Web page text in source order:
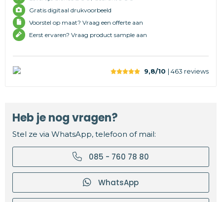
Gratis digitaal drukvoorbeeld
Voorstel op maat? Vraag een offerte aan
Eerst ervaren? Vraag product sample aan
9,8/10 | 463 reviews
Heb je nog vragen?
Stel ze via WhatsApp, telefoon of mail:
085 - 760 78 80
WhatsApp